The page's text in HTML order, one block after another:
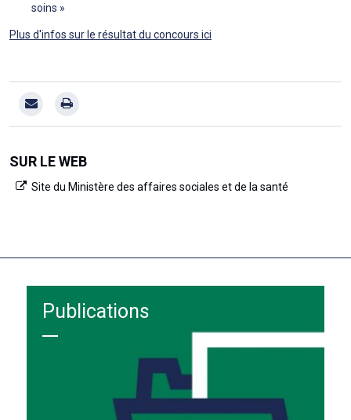
soins »
Plus d'infos sur le résultat du concours ici
SUR LE WEB
Site du Ministère des affaires sociales et de la santé
Publications